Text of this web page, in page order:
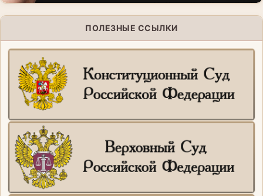
ПОЛЕЗНЫЕ ССЫЛКИ